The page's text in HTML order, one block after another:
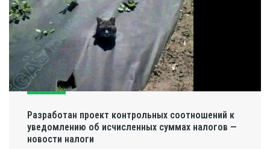
Разработан проект контрольных соотношений к
уведомлению об исчисленных суммах налогов —
новости налоги